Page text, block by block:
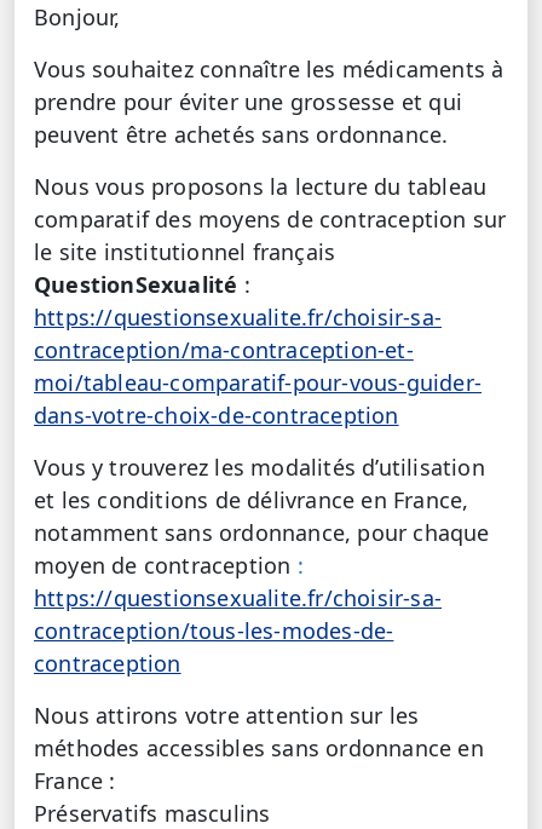
Bonjour,
Vous souhaitez connaître les médicaments à
prendre pour éviter une grossesse et qui
peuvent être achetés sans ordonnance.
Nous vous proposons la lecture du tableau
comparatif des moyens de contraception sur
le site institutionnel français
QuestionSexualité :
https://questionsexualite.fr/choisir-sa-
contraception/ma-contraception-et-
moi/tableau-comparatif-pour-vous-guider-
dans-votre-choix-de-contraception
Vous y trouverez les modalités d’utilisation
et les conditions de délivrance en France,
notamment sans ordonnance, pour chaque
moyen de contraception :
https://questionsexualite.fr/choisir-sa-
contraception/tous-les-modes-de-
contraception
Nous attirons votre attention sur les
méthodes accessibles sans ordonnance en
France :
Préservatifs masculins